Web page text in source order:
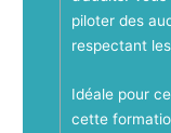
piloter des
respectant
Idéale pour
cette